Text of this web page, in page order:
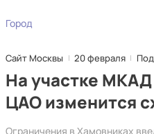
Город
Сайт Москвы 20 февраля
На участке МКАД
ЦАО изменится
Ограничения в Хамовниках